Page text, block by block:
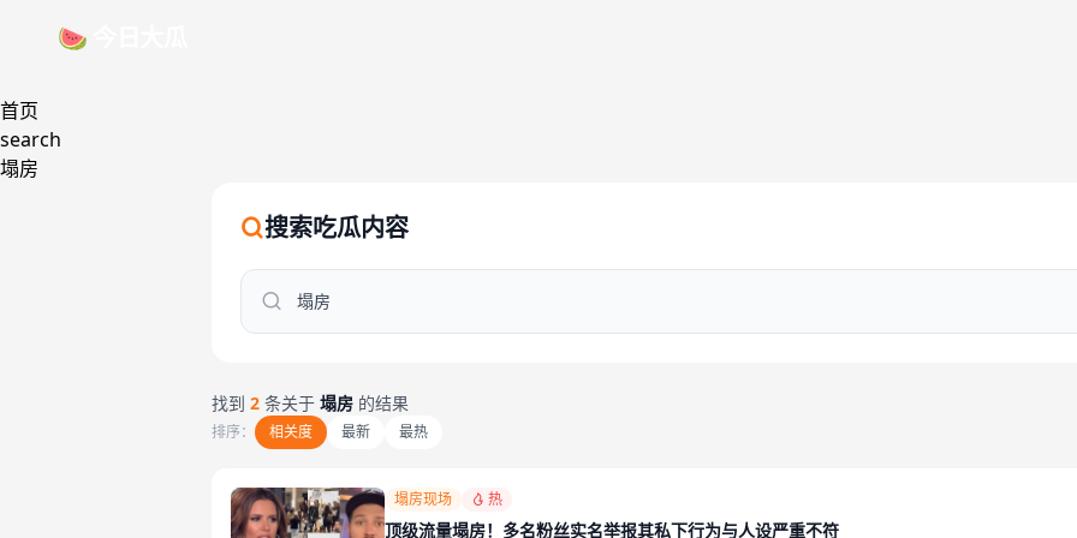
🍉 今日大瓜
首页
search
塌房
搜索吃瓜内容
找到 2 条关于 塌房 的结果
排序： 相关度 最新 最热
塌房现场 热
顶级流量塌房！多名粉丝实名举报其私下行为与人设严重不符